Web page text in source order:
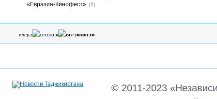
«Евразия-Кинофест» (0)
вчера сегодня все новости
© 2011-2023